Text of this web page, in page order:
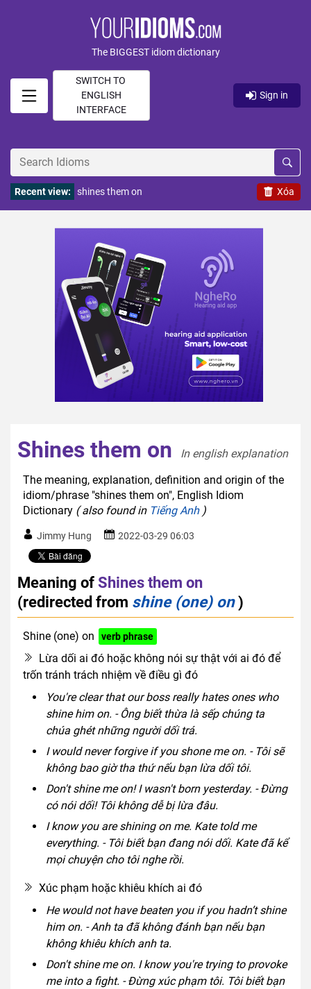
The BIGGEST idiom dictionary
SWITCH TO
ENGLISH
INTERFACE
Sign in
Xóa
Recent view: shines them on
Shines them on
In english explanation
The meaning, explanation, definition and origin of the
idiom/phrase "shines them on", English Idiom
Dictionary ( also found in Tiếng Anh)
Jimmy Hung 2022-03-29 06:03
Meaning ofShines them on
(redirected from shine (one) on)
Shine (one) on verb phrase
Lừa dối ai đó hoặc không nói sự thật với ai đó để
trốn tránh trách nhiệm về điều gì đó
You're clear that our boss really hates ones who
shine him on. - Ông biết thừa là sếp chúng ta
chúa ghét những người dối trá.
I would never forgive if you shone me on. - Tôi sẽ
không bao giờ tha thứ nếu bạn lừa dối tôi.
Don't shine me on! I wasn't born yesterday. - Đừng
có nói dối! Tôi không dễ bị lừa đâu.
I know you are shining on me. Kate told me
everything. - Tôi biết bạn đang nói dối. Kate đã kể
mọi chuyện cho tôi nghe rồi.
Xúc phạm hoặc khiêu khích ai đó
He would not have beaten you if you hadn’t shine
him on. - Anh ta đã không đánh bạn nếu bạn
không khiêu khích anh ta.
Don't shine me on. I know you're trying to provoke
me into a fight. - Đừng xúc phạm tôi. Tôi biết bạn